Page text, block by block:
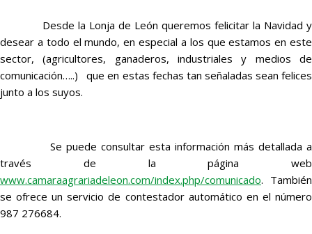
Desde la Lonja de León queremos felicitar la Navidad y
desear a todo el mundo, en especial a los que estamos en este
sector, (agricultores, ganaderos, industriales y medios de
comunicación…..) que en estas fechas tan señaladas sean felices
junto a los suyos.
Se puede consultar esta información más detallada a
través de la página web
www.camaraagrariadeleon.com/index.php/comunicado. También
se ofrece un servicio de contestador automático en el número
987 276684.